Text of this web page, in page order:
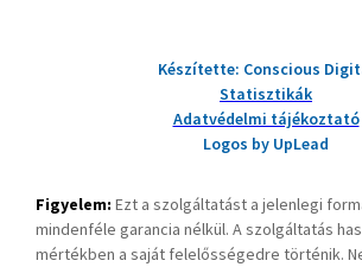
Készítette: Conscious
Statisztikák
Adatvédelmi tájékoztató
Logos by UpLead
Figyelem: Ezt a szolgáltatást a jelenlegi
mindenféle garancia nélkül. A szolgáltatás
mértékben a saját felelősségedre történik.